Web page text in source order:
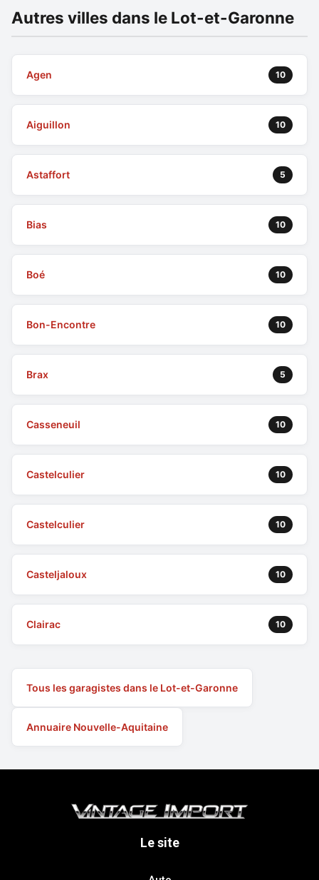
Autres villes dans le Lot-et-Garonne
Agen 10
Aiguillon 10
Astaffort 5
Bias 10
Boé 10
Bon-Encontre 10
Brax 5
Casseneuil 10
Castelculier 10
Castelculier 10
Casteljaloux 10
Clairac 10
Tous les garagistes dans le Lot-et-Garonne
Annuaire Nouvelle-Aquitaine
Le site